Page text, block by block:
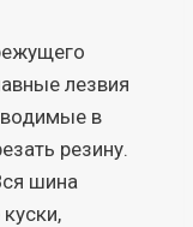
лезвия
в
резину.
шина